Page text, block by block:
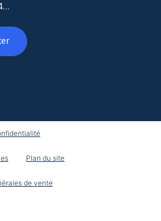
Plan du site
de vente